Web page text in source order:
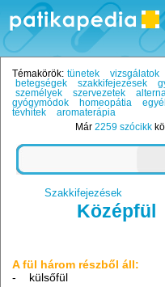
Témakörök: tünetek vizsgálatok
betegségek
szakkifejezések
személyek
szervezetek
gyógymódok
homeopátia
tévhitek
aromaterápia
Már2259 szócikk
Szakkifejezések
Középfül
A fül három részből áll:
- külsőfül